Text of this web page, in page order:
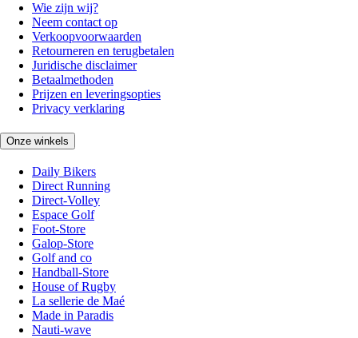
Wie zijn wij?
Neem contact op
Verkoopvoorwaarden
Retourneren en terugbetalen
Juridische disclaimer
Betaalmethoden
Prijzen en leveringsopties
Privacy verklaring
Onze winkels
Daily Bikers
Direct Running
Direct-Volley
Espace Golf
Foot-Store
Galop-Store
Golf and co
Handball-Store
House of Rugby
La sellerie de Maé
Made in Paradis
Nauti-wave